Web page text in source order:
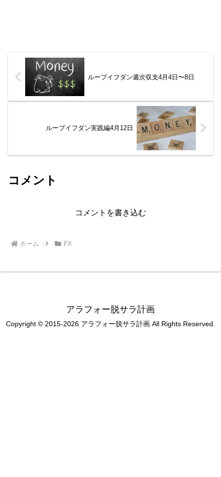
ループイフダン週次収支4月4日〜8日
ループイフダン実践編4月12日
コメント
コメントを書き込む
ホーム FX
アラフォー脱サラ計画
Copyright © 2015-2026 アラフォー脱サラ計画 All Rights Reserved.